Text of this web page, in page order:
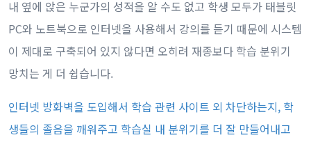
내 옆에 앉은 누군가의 성적을 알 수도 없고 학생 모두가 태블릿
PC와 노트북으로 인터넷을 사용해서 강의를 듣기 때문에 시스템
이 제대로 구축되어 있지 않다면 오히려 재종보다 학습 분위기
망치는 게 더 쉽습니다.
인터넷 방화벽을 도입해서 학습 관련 사이트 외 차단하는지, 학
생들의 졸음을 깨워주고 학습실 내 분위기를 더 잘 만들어내고